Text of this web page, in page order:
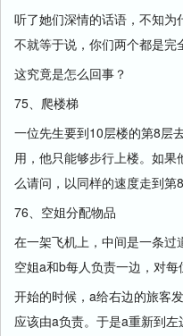
听了她们深情的话语，不知为
不就等于说，你们两个都是完
这究竟是怎么回事？
75、爬楼梯
一位先生要到10层楼的第8层
用，他只能够步行上楼。如
么请问，以同样的速度走到第
76、空姐分配物品
在一架飞机上，中间是一条
空姐a和b每人负责一边，对每
开始的时候，a给右边的旅客
应该由a负责。于是a重新到